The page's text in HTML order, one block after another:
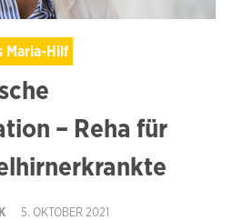
Maria-Hilf
– Reha für
5. OKTOBER 2021